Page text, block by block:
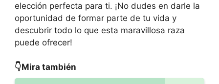
elección perfecta para ti. ¡No dudes en darle la
oportunidad de formar parte de tu vida y
descubrir todo lo que esta maravillosa raza
puede ofrecer!
👇Mira también